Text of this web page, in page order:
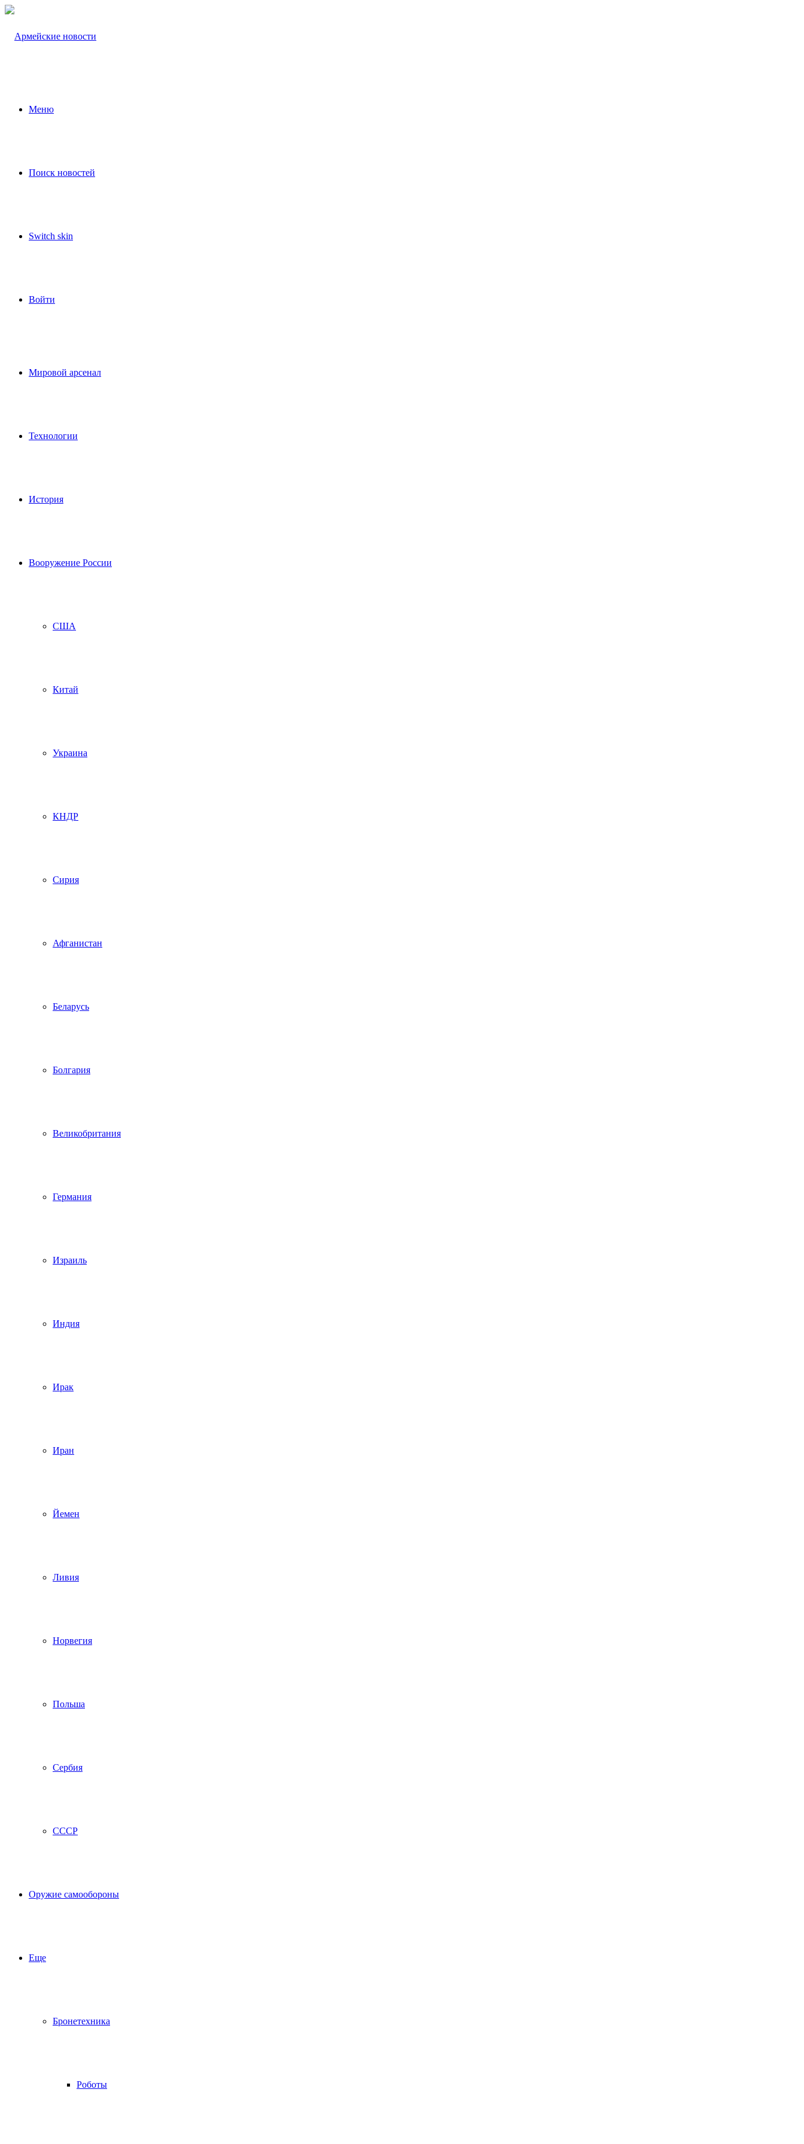
Меню
Поиск новостей
Switch skin
Войти
Мировой арсенал
Технологии
История
Вооружение России
США
Китай
Украина
КНДР
Сирия
Афганистан
Беларусь
Болгария
Великобритания
Германия
Израиль
Индия
Ирак
Иран
Йемен
Ливия
Норвегия
Польша
Сербия
СССР
Оружие самообороны
Еще
Бронетехника
Роботы